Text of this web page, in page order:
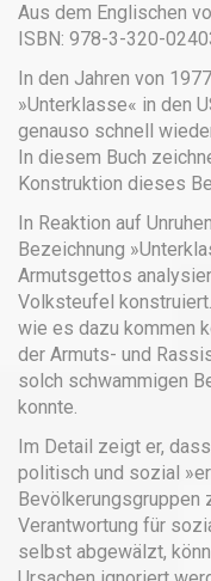
Aus dem Englischen
ISBN: 978-3-320-
In den Jahren von
»Unterklasse« in den
genauso schnell
In diesem Buch
Konstruktion dieses
In Reaktion auf
Bezeichnung
Armutsgettos
Volksteufel
wie es dazu kommen
der Armuts- und
solch schwammigen
konnte.
Im Detail zeigt er,
politisch und sozial
Bevölkerungsgruppen
Verantwortung für
selbst abgewälzt,